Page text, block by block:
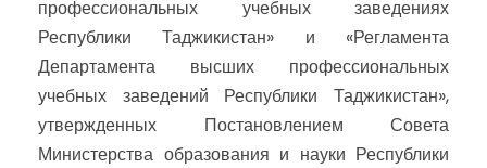
профессиональных учебных заведениях
Республики Таджикистан» и «Регламента
Департамента высших профессиональных
учебных заведений Республики Таджикистан»,
утвержденных Постановлением Совета
Министерства образования и науки Республики